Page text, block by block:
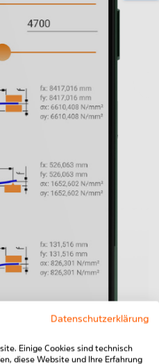
Datenschutzerklärung
Einige Cookies sind technisch
diese Website und Ihre Erfahrung